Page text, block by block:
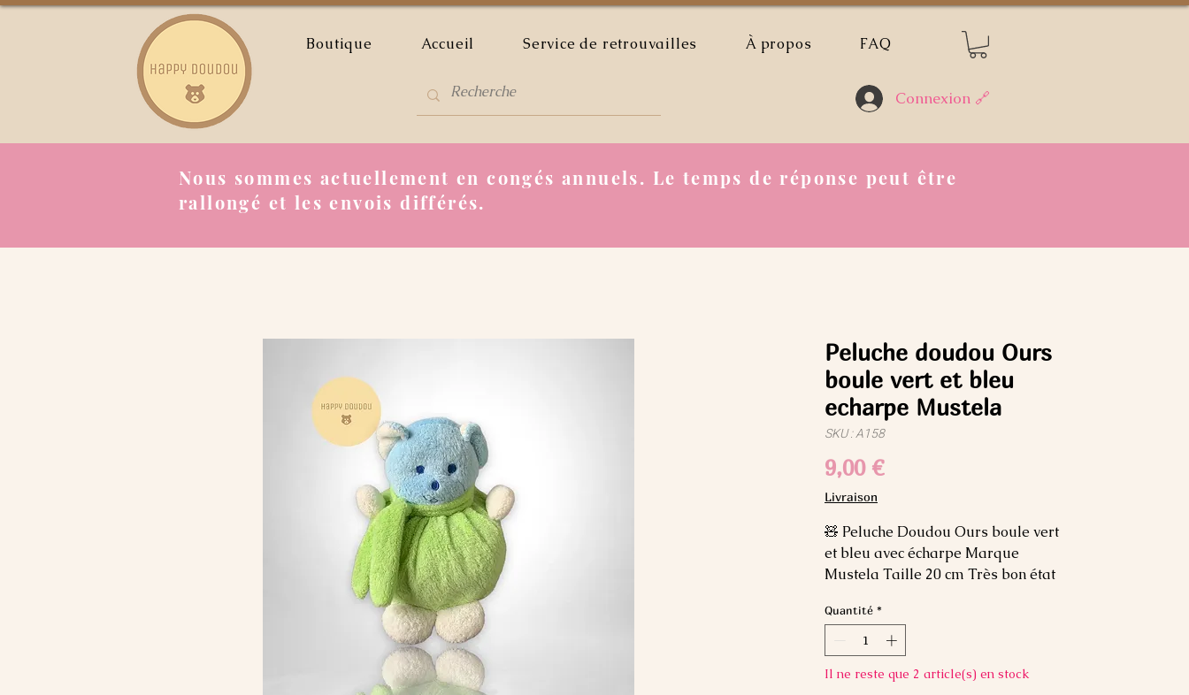
Boutique Accueil Service de retrouvailles À propos FAQ
Connexion 🔗
Nous sommes actuellement en congés annuels. Le temps de réponse peut être
rallongé et les envois différés.
Peluche doudou Ours
boule vert et bleu
echarpe Mustela
SKU : A158
9,00 €Prix
Livraison
🧸 Peluche Doudou Ours boule vert
et bleu avec écharpe Marque
Mustela Taille 20 cm Très bon état
Quantité *
Il ne reste que 2 article(s) en stock